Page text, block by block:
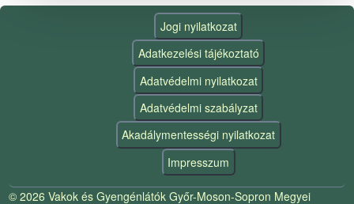
Jogi nyilatkozat
Adatkezelési tájékoztató
Adatvédelmi nyilatkozat
Adatvédelmi szabályzat
Akadálymentességi nyilatkozat
Impresszum
© 2026 Vakok és Gyengénlátók Győr-Moson-Sopron Megyei